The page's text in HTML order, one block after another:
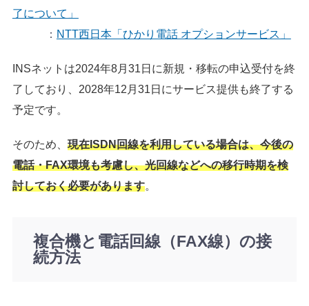
了について」
： NTT西日本「ひかり電話 オプションサービス」
INSネットは2024年8月31日に新規・移転の申込受付を終
了しており、2028年12月31日にサービス提供も終了する
予定です。
そのため、 現在ISDN回線を利用している場合は、今後の
電話・FAX環境も考慮し、光回線などへの移行時期を検
討しておく必要があります。
複合機と電話回線（FAX線）の接
続方法